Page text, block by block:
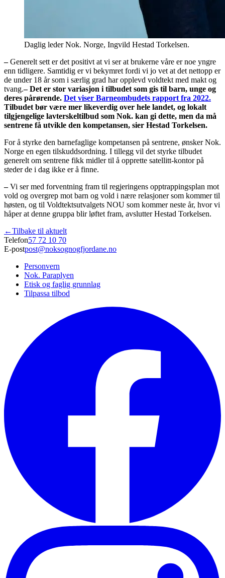
Daglig leder Nok. Norge, Ingvild Hestad Torkelsen.
–Generelt sett er det positivt at vi ser at brukerne våre er noe yngre
enn tidligere. Samtidig er vi bekymret fordi vi jo vet at det nettopp er
de under 18 år som i særlig grad har opplevd voldtekt med makt og
tvang.– Det er stor variasjon i tilbudet som gis til barn, unge og
deres pårørende. Det viser Barneombudets rapport fra 2022.
Tilbudet bør være mer likeverdig over hele landet, og lokalt
tilgjengelige lavterskeltilbud som Nok. kan gi dette, men da må
sentrene få utvikle den kompetansen, sier Hestad Torkelsen.
For å styrke den barnefaglige kompetansen på sentrene, ønsker Nok.
Norge en egen tilskuddsordning. I tillegg vil det styrke tilbudet
generelt om sentrene fikk midler til å opprette satellitt-kontor på
steder de i dag ikke er å finne.
–Vi ser med forventning fram til regjeringens opptrappingsplan mot
vold og overgrep mot barn og vold i nære relasjoner som kommer til
høsten, og til Voldtektsutvalgets NOU som kommer neste år, hvor vi
håper at denne gruppa blir løftet fram, avslutter Hestad Torkelsen.
←Tilbake til aktuelt
Telefon57 72 10 70
E-postpost@noksognogfjordane.no
Personvern
Nok. Paraplyen
Etisk og faglig grunnlag
Tilpassa tilbod